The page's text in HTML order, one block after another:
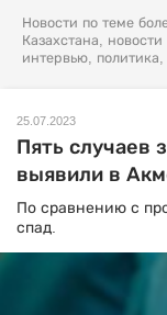
Новости по теме
Казахстана,
интервью,
25.07.2023
Пять случаев
выявили в
По сравнению с
спад.